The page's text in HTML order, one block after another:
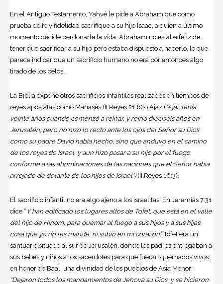
En el Antiguo Testamento, Yahvé le pide a Abraham que como
prueba de fe y fidelidad sacrifique a su hijo Isaac, a quien a último
momento decide perdonarle la vida. Abraham no estaba feliz de
tener que sacrificar a su hijo pero estaba dispuesto a hacerlo, lo que
parece indicar que un sacrificio humano no era por entonces algo
tirado de los pelos.
La Biblia expone otros sacrificios infantiles realizados en tiempos de
reyes apóstatas como Manasés (II Reyes 21:6) o Ajaz (“Ajaz tenía
veinte años cuando comenzó a reinar, y reinó dieciséis años en
Jerusalén; pero no hizo lo recto ante los ojos del Señor su Dios
como su padre David había hecho, sino que anduvo en el camino
de los reyes de Israel, y aun hizo pasar a su hijo por el fuego,
conforme a las abominaciones de las naciones que el Señor había
arrojado de delante de los hijos de Israel”)(II Reyes 16:3).
El sacrificio infantil no era algo ajeno a los israelitas. En Jeremías 7:31
dice “ Y han edificado los lugares altos de Tofet, que está en el valle
del hijo de Hinom, para quemar al fuego a sus hijos y a sus hijas,
cosa que yo no les mandé, ni subió en mi corazón”.Tofet era un
santuario situado al sur de Jerusalén, donde los padres entregaban a
sus bebés y niños a los sacerdotes para que fueran quemados vivos
en honor de Baal, una divinidad de los pueblos de Asia Menor:
“Dejaron todos los mandamientos de Jehová su Dios, y se hicieron